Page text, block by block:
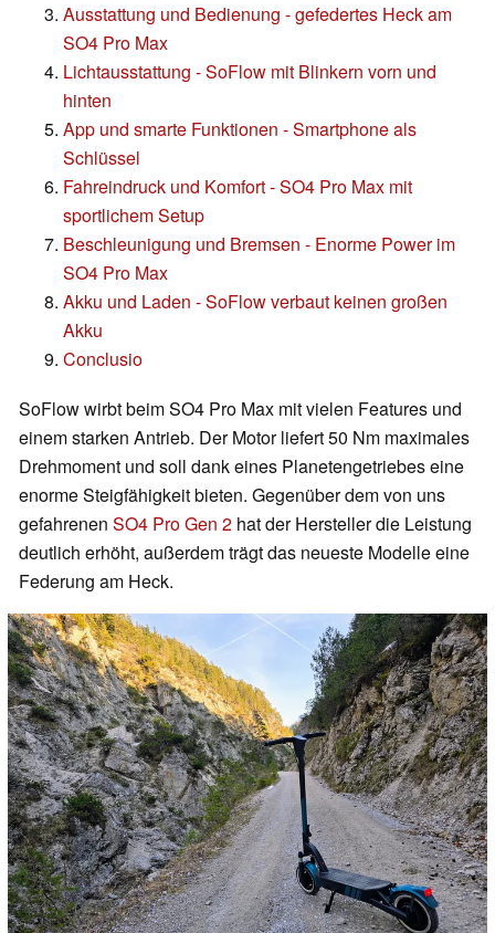
Ausstattung und Bedienung - gefedertes Heck am
SO4 Pro Max
Lichtausstattung - SoFlow mit Blinkern vorn und
hinten
App und smarte Funktionen - Smartphone als
Schlüssel
Fahreindruck und Komfort - SO4 Pro Max mit
sportlichem Setup
Beschleunigung und Bremsen - Enorme Power im
SO4 Pro Max
Akku und Laden - SoFlow verbaut keinen großen
Akku
Conclusio
SoFlow wirbt beim SO4 Pro Max mit vielen Features und
einem starken Antrieb. Der Motor liefert 50 Nm maximales
Drehmoment und soll dank eines Planetengetriebes eine
enorme Steigfähigkeit bieten. Gegenüber dem von uns
gefahrenen SO4 Pro Gen 2 hat der Hersteller die Leistung
deutlich erhöht, außerdem trägt das neueste Modelle eine
Federung am Heck.